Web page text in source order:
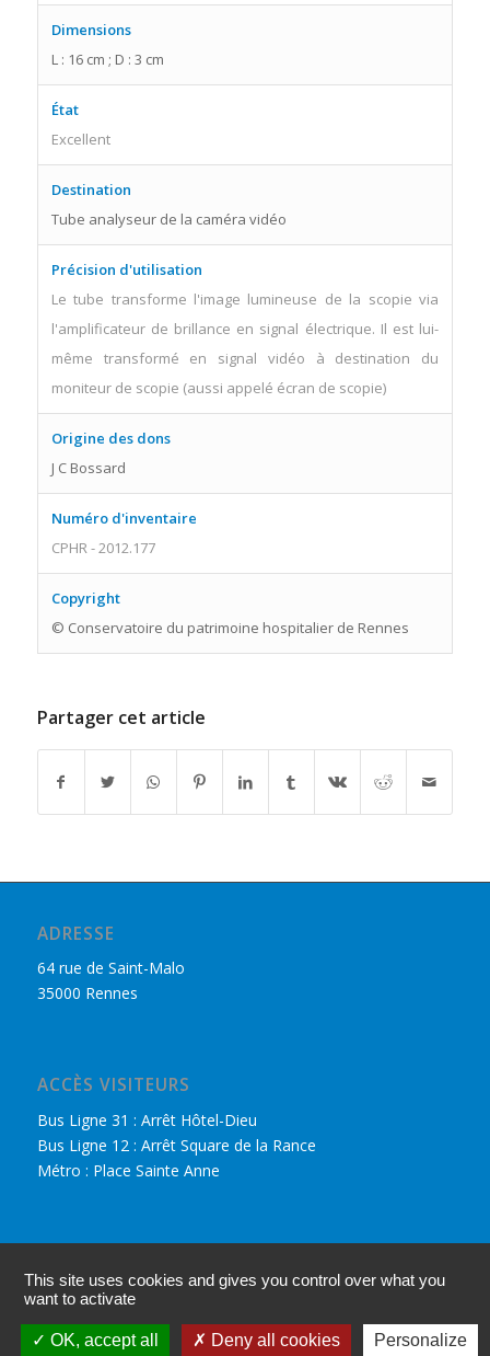
Dimensions
L : 16 cm ; D : 3 cm
État
Excellent
Destination
Tube analyseur de la caméra vidéo
Précision d'utilisation
Le tube transforme l'image lumineuse de la scopie via
l'amplificateur de brillance en signal électrique. Il est lui-
même transformé en signal vidéo à destination du
moniteur de scopie (aussi appelé écran de scopie)
Origine des dons
J C Bossard
Numéro d'inventaire
CPHR - 2012.177
Copyright
© Conservatoire du patrimoine hospitalier de Rennes
Partager cet article
ADRESSE
64 rue de Saint-Malo
35000 Rennes
ACCÈS VISITEURS
Bus Ligne 31 : Arrêt Hôtel-Dieu
Bus Ligne 12 : Arrêt Square de la Rance
Métro : Place Sainte Anne
Nous retrouver sur Facebook
Accès adhérents
Mentions légales
This site uses cookies and gives you control over what you
want to activate
OK, accept all Deny all cookies Personalize